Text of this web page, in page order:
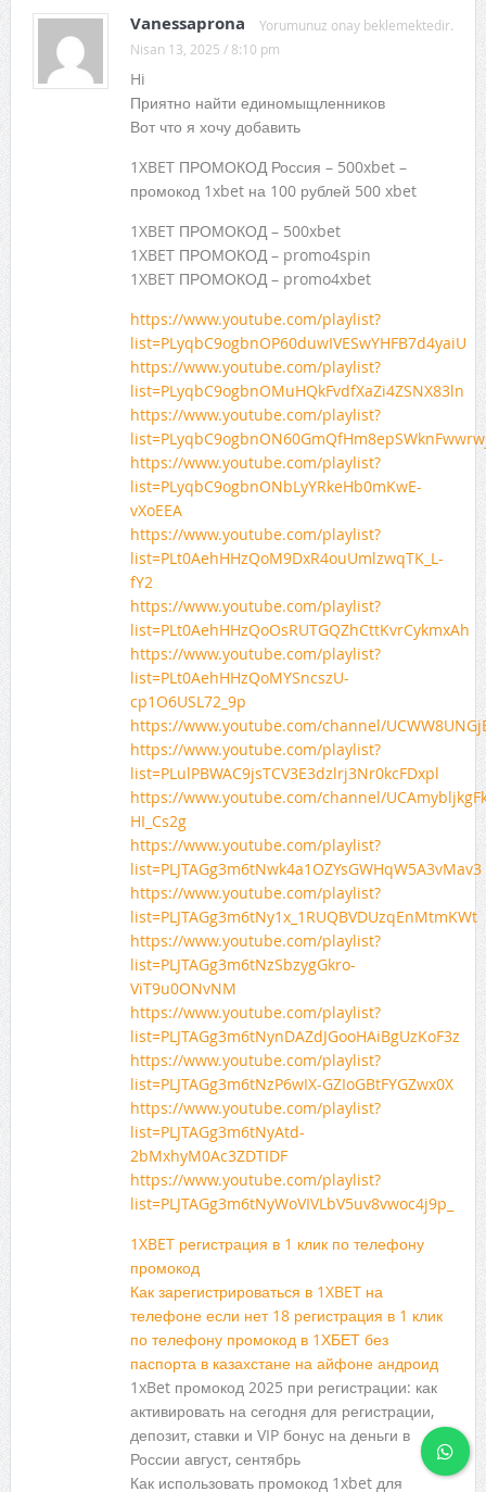
Yorumunuz onay beklemektedir.
Vanessaprona
Nisan 13, 2025 / 8:10 pm
Hi
Приятно найти единомыщленников
Вот что я хочу добавить
1XBET ПРОМОКОД Россия – 500xbet –
промокод 1xbet на 100 рублей 500 xbet
1XBET ПРОМОКОД – 500xbet
1XBET ПРОМОКОД – promo4spin
1XBET ПРОМОКОД – promo4xbet
https://www.youtube.com/playlist?
list=PLyqbC9ogbnOP60duwIVESwYHFB7d4yaiU
https://www.youtube.com/playlist?
list=PLyqbC9ogbnOMuHQkFvdfXaZi4ZSNX83ln
https://www.youtube.com/playlist?
https://www.youtube.com/playlist?
list=PLyqbC9ogbnONbLyYRkeHb0mKwE-
vXoEEA
https://www.youtube.com/playlist?
list=PLt0AehHHzQoM9DxR4ouUmlzwqTK_L-
fY2
https://www.youtube.com/playlist?
list=PLt0AehHHzQoOsRUTGQZhCttKvrCykmxAh
https://www.youtube.com/playlist?
list=PLt0AehHHzQoMYSncszU-
cp1O6USL72_9p
https://www.youtube.com/channel/
https://www.youtube.com/playlist?
list=PLulPBWAC9jsTCV3E3dzlrj3Nr0kcFDxpl
https://www.youtube.com/channel/
HI_Cs2g
https://www.youtube.com/playlist?
list=PLJTAGg3m6tNwk4a1OZYsGWHqW5A3vMav3
https://www.youtube.com/playlist?
list=PLJTAGg3m6tNy1x_1RUQBVDUzqEnMtmKWt
https://www.youtube.com/playlist?
list=PLJTAGg3m6tNzSbzygGkro-
ViT9u0ONvNM
https://www.youtube.com/playlist?
list=PLJTAGg3m6tNynDAZdJGooHAiBgUzKoF3z
https://www.youtube.com/playlist?
list=PLJTAGg3m6tNzP6wIX-GZIoGBtFYGZwx0X
https://www.youtube.com/playlist?
list=PLJTAGg3m6tNyAtd-
2bMxhyM0Ac3ZDTIDF
https://www.youtube.com/playlist?
list=PLJTAGg3m6tNyWoVIVLbV5uv8vwoc4j9p_
1XBET регистрация в 1 клик по телефону
промокод
Как зарегистрироваться в 1XBET на
телефоне если нет 18 регистрация в 1 клик
по телефону промокод в 1ХБЕТ без
паспорта в казахстане на айфоне андроид
1xBet промокод 2025 при регистрации: как
активировать на сегодня для регистрации,
депозит, ставки и VIP бонус на деньги в
России август, сентябрь
Как использовать промокод 1xbet для